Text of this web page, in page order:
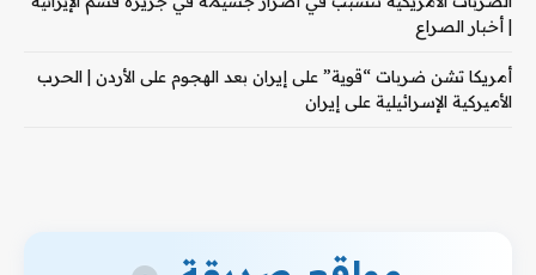
| أخبار الصراع
أمريكا تشن ضربات “قوية” على إيران بعد الهجوم على الأردن | الحرب
الأميركية الإسرائيلية على إيران